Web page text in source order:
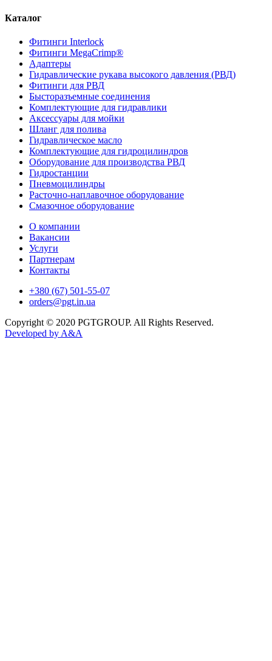
Каталог
Фитинги Interlock
Фитинги MegaCrimp®
Адаптеры
Гидравлические рукава высокого давления (РВД)
Фитинги для РВД
Бысторазъемные соединения
Комплектующие для гидравлики
Аксессуары для мойки
Шланг для полива
Гидравлическое масло
Комплектующие для гидроцилиндров
Оборудование для производства РВД
Гидростанции
Пневмоцилиндры
Расточно-наплавочное оборудование
Смазочное оборудование
О компании
Вакансии
Услуги
Партнерам
Контакты
+380 (67) 501-55-07
orders@pgt.in.ua
Copyright © 2020 PGTGROUP. All Rights Reserved.
Developed byA&A